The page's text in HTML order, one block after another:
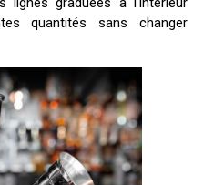
quantités sans changer